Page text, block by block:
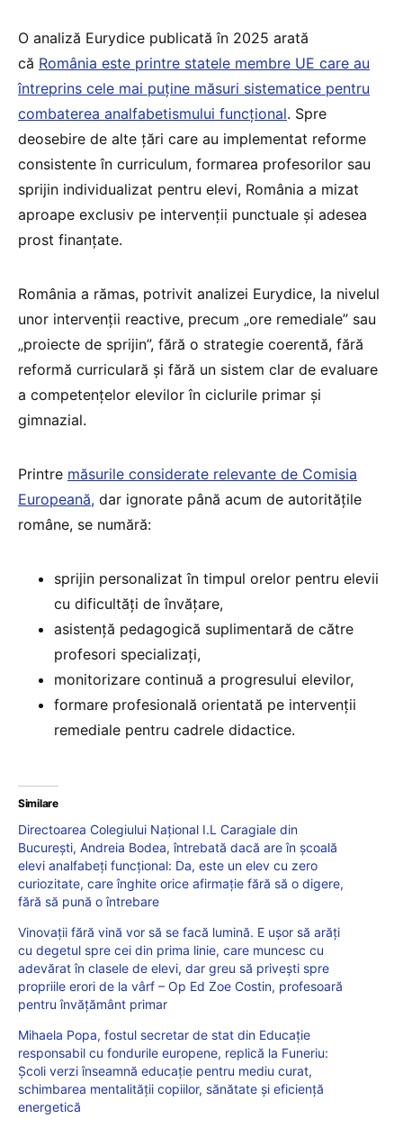
O analiză Eurydice publicată în 2025 arată
că România este printre statele membre UE care au
întreprins cele mai puține măsuri sistematice pentru
combaterea analfabetismului funcțional. Spre
deosebire de alte țări care au implementat reforme
consistente în curriculum, formarea profesorilor sau
sprijin individualizat pentru elevi, România a mizat
aproape exclusiv pe intervenții punctuale și adesea
prost finanțate.
România a rămas, potrivit analizei Eurydice, la nivelul
unor intervenții reactive, precum „ore remediale” sau
„proiecte de sprijin”, fără o strategie coerentă, fără
reformă curriculară și fără un sistem clar de evaluare
a competențelor elevilor în ciclurile primar și
gimnazial.
Printre măsurile considerate relevante de Comisia
Europeană, dar ignorate până acum de autoritățile
române, se numără:
sprijin personalizat în timpul orelor pentru elevii
cu dificultăți de învățare,
asistență pedagogică suplimentară de către
profesori specializați,
monitorizare continuă a progresului elevilor,
formare profesională orientată pe intervenții
remediale pentru cadrele didactice.
Similare
Directoarea Colegiului Național I.L Caragiale din
București, Andreia Bodea, întrebată dacă are în școală
elevi analfabeți funcțional: Da, este un elev cu zero
curiozitate, care înghite orice afirmație fără să o digere,
fără să pună o întrebare
Vinovații fără vină vor să se facă lumină. E ușor să arăți
cu degetul spre cei din prima linie, care muncesc cu
adevărat în clasele de elevi, dar greu să privești spre
propriile erori de la vârf – Op Ed Zoe Costin, profesoară
pentru învățământ primar
Mihaela Popa, fostul secretar de stat din Educație
responsabil cu fondurile europene, replică la Funeriu:
Școli verzi înseamnă educație pentru mediu curat,
schimbarea mentalității copiilor, sănătate și eficiență
energetică